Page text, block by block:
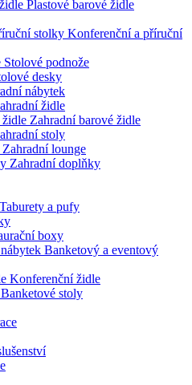
Plastové barové židle
Konferenční a příruční
Stolové podnože
desky
nábytek
židle
Zahradní barové židle
stoly
Zahradní lounge
Zahradní doplňky
Taburety a pufy
boxy
Banketový a eventový
Konferenční židle
Banketové stoly